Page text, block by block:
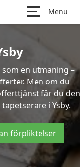
Menu
en utmaning –
Men om du
får du den
i Ysby.
förpliktelser